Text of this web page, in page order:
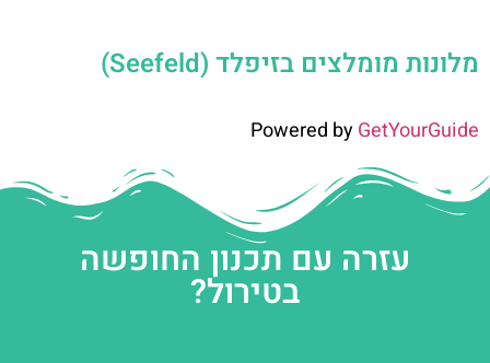
מלונות מומלצים בזיפלד (Seefeld)
Powered byGetYourGuide
עזרה עם תכנון החופשה
בטירול?